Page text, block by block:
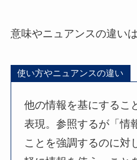
意味やニュアンスの違い
使い方やニュアンスの違い
他の情報を基にするこ
表現。参照するが「情
ことを強調するのに対